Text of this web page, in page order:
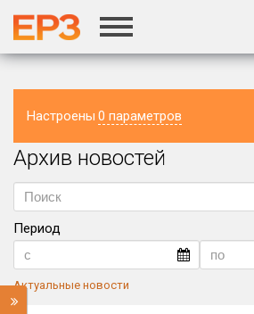
Настроены 0 параметров
Регион
Архив новостей
Период
Актуальные новости